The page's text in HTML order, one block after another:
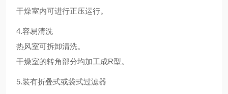
干燥室内可进行正压运行。
4.容易清洗
热风室可拆卸清洗。
干燥室的转角部分均加工成R型。
5.装有折叠式或袋式过滤器